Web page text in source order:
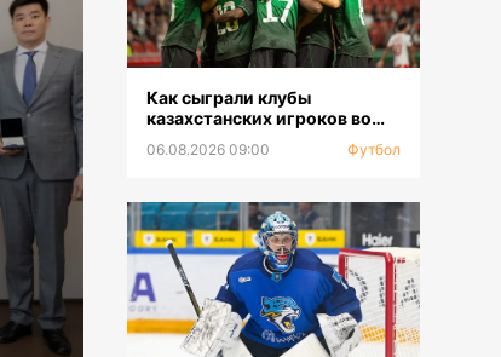
Как сыграли клубы
казахстанских игроков во
06.08.2026 09:00 Футбол